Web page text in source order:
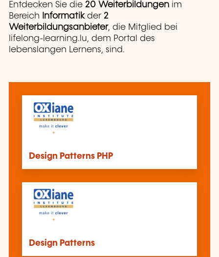
Entdecken Sie die 20 Weiterbildungen im
Bereich
Informatikder 2
Weiterbildungsanbieter, die Mitglied bei
lifelong-learning.lu, dem Portal des
lebenslangen Lernens, sind.
Design Patterns PHP
Design Patterns